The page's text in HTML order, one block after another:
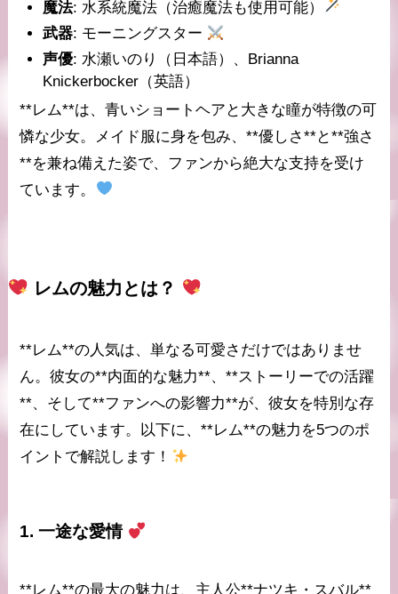
魔法: 水系統魔法（治癒魔法も使用可能）
武器: モーニングスター
声優: 水瀬いのり（日本語）、Brianna
Knickerbocker（英語）
**レム**は、青いショートヘアと大きな瞳が特徴の可
憐な少女。メイド服に身を包み、**優しさ**と**強さ
**を兼ね備えた姿で、ファンから絶大な支持を受け
ています。
レムの魅力とは？
**レム**の人気は、単なる可愛さだけではありませ
ん。彼女の**内面的な魅力**、**ストーリーでの活躍
**、そして**ファンへの影響力**が、彼女を特別な存
在にしています。以下に、**レム**の魅力を5つのポ
イントで解説します！
1.一途な愛情
**レム**の最大の魅力は、主人公**ナツキ・スバル**